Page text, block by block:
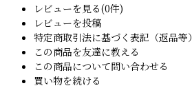
レビューを見る(0件)
レビューを投稿
特定商取引法に基づく表記（返品等）
この商品を友達に教える
この商品について問い合わせる
買い物を続ける